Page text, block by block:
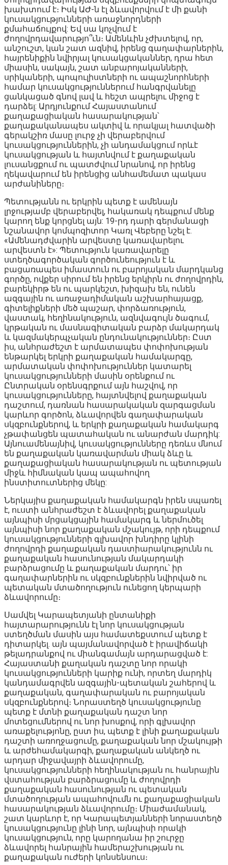
խախտում է։ Իսկ ԱԺ-ն էլ ձևավորվում է մի քանի
կուսակցությունների առաջնորդների
քմահաճույքով: Եվ սա կոչվում է
ժողովրդավարությո՞ւն։ Ամենևին չժխտելով, որ,
անշուշտ, կան շատ ազնիվ, իրենց գաղափարներին,
հայրենիքին նվիրյալ կուսակցականներ, դրա հետ
միասին, սակայն, շատ անբարոյականների,
սրիկաների, պոպուլիստների ու ապաշնորհների
համար կուսակցություններում հանգրվանելը
ցանկացած գնով լավ և հեշտ ապրելու միջոց է
դարձել: Արդյունքում Հայաստանում
քաղաքացիական հասարակության՝
քաղաքականապես ակտիվ և որակյալ հատվածի
գերակշիռ մասը լուրջ չի վերաբերվում
կուսակցություններին, չի անդամակցում որևէ
կուսակցության և հայտնվում է քաղաքական
լուսանցքում ու պատժվում նրանով, որ իրենց
ղեկավարում են իրենցից անհամեմատ պակաս
արժանիները։
Պետությանն ու երկրին պետք է ամենայն
լրջությամբ վերաբերվել, հակառակ դեպքում մենք
կարող ենք կորցնել այն: 19-րդ դարի գերմանացի
նշանավոր կոմպոզիտոր Կառլ Վեբերը նշել է.
«Ամենադժվարին արվեստը կառավարելու
արվեստն է»: Պետություն կառավարելը
ստեղծագործական գործունեություն է և
բացառապես իմաստուն ու բարոյական մարդկանց
գործը, ովքեր սիրում են իրենց երկիրն ու ժողովրդին,
բարեկիրթ են ու պարկեշտ, խիզախ են, ունեն
ազգային ու առաջադիմական աշխարհայացք,
գիտելիքների մեծ պաշար, փորձառություն,
վաստակ, հեղինակություն, ազնվագույն ծագում,
կրթական ու մասնագիտական բարձր մակարդակ
և կազմակերպչական ընդունակություններ։ Ըստ
իս, անհրաժեշտ է արմատապես փոփոխության
ենթարկել երկրի քաղաքական համակարգը,
արմատական փոփոխություններ կատարել
կուսակցությունների մասին օրենքում ու
Ընտրական օրենսգրքում այն հաշվով, որ
կուսակցությունները, հայտնվելով քաղաքական
դաշտում, դառնան հասարակական զարգացման
կարևոր գործոն, ձևավորվեն գաղափարական
սկզբունքներով, և երկրի քաղաքական համակարգ
չթափանցեն պատահական ու անարժան մարդիկ:
Այնուամենայնիվ, կուսակցությունները դեռևս մնում
են քաղաքական կառավարման միակ ձևը և
քաղաքացիական հասարակության ու պետության
միջև հիմնական կապ ապահովող
ինստիտուտներից մեկը:
Ներկայիս քաղաքական համակարգն իրեն սպառել
է, ուստի անհրաժեշտ է ձևավորել քաղաքական
այնպիսի մրցակցային համակարգ և ներմուծել
այնպիսի նոր քաղաքական մշակույթ, որի դեպքում
կուսակցությունների գլխավոր խնդիրը կլինի
ժողովրդի քաղաքական դաստիարակությունն ու
քաղաքական հասունության մակարդակի
բարձրացումը և քաղաքական մարդու՝ իր
գաղափարներին ու սկզբունքներին նվիրված ու
պետական մտածողություն ունեցող կերպարի
ձևավորումը։
Սամվել Կարապետյանի ընտանիքի
հայտարարությունն էլ նոր կուսակցության
ստեղծման մասին այս համատեքստում պետք է
դիտարկել. այն պայմանավորված է իրավիճակի
թելադրանքով ու միանգամայն արդարացված է:
Հայաստանի քաղական դաշտը նոր որակի
կուսակցությունների կարիք ունի, որտեղ մարդիկ
կանդամագրվեն ազգային-պետական շահերով և
քաղաքական, գաղափարական ու բարոյական
սկզբունքներով։ Նորաստեղծ կուսակցությունը
պետք է մտնի քաղաքական դաշտ նոր
մոտեցումներով ու նոր խոսքով, որի գլխավոր
առաքելությոնը, ըստ իս, պետք է լինի քաղաքական
դաշտի առողջացումը, քաղաքական նոր մշակույթի
և արժեհամակարգի, քաղաքական անկեղծ ու
արդար միջավայրի ձևավորումը,
կուսակցությունների հեղինակության ու հանրային
վստահության բարձրացումը և ժողովրդի
քաղաքական հասունության ու պետական
մտածողության ապահովումն ու քաղաքացիական
հասարակության ձևավորումը։ Միաժամանակ,
շատ կարևոր է, որ Կարապետյանների նորաստեղծ
կուսակցությունը լինի նոր, այնպիսի որակի
կուսակցություն, որը կարողանա իր շուրջը
ձևավորել հանրային համերաշխության ու
քաղաքական ուժերի կոնսենսուս։